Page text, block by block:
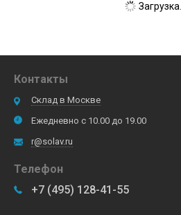
Загрузка...
Контакты
Склад в Москве
Ежедневно с 10.00 до 19.00
r@solav.ru
Телефон
+7 (495) 128-41-55